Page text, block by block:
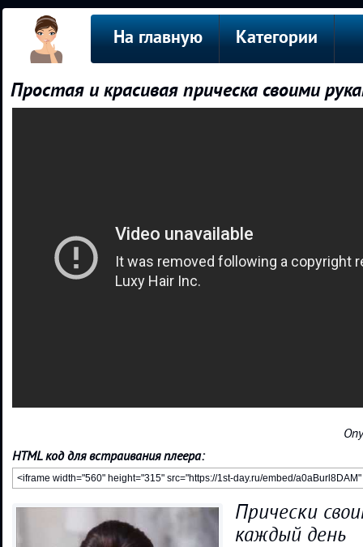
На главную Категории
Простая и красивая прическа своими
HTML код для встраивания плеера:
Прически
каждый день